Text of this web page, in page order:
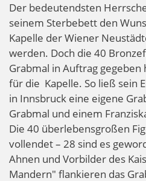
Der bedeutendsten
seinem Sterbebett den
Kapelle der Wiener
werden. Doch die 40
Grabmal in Auftrag
für die Kapelle. So ließ sein
in Innsbruck eine eigene
Grabmal und einem
Die 40 überlebensgroßen
vollendet – 28 sind es
Ahnen und Vorbilder des
Mandern" flankieren das